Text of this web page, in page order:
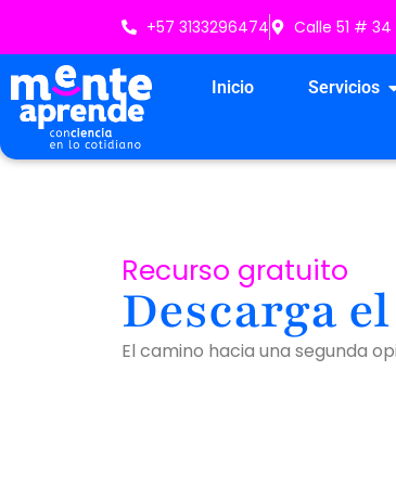
contenido
+57 3133296474 Calle 51 #
Inicio Servicios
Recurso gratuito
Descarga
El camino hacia una segunda